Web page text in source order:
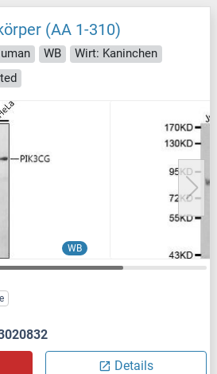
(AA 1-310)
WB
Wirt: Kaninchen
WB
Details